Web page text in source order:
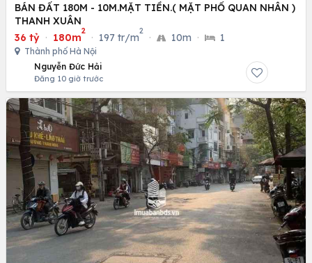
BÁN ĐẤT 180M - 10M.MẶT TIỀN.( MẶT PHỐ QUAN NHÂN )
THANH XUÂN
36 tỷ · 180m
2
· 197 tr/m
2
· 10m · 1
Thành phố Hà Nội
Nguyễn Đức Hải
Đăng 10 giờ trước